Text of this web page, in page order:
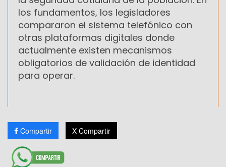
los fundamentos, los legisladores
compararon el sistema telefónico con
otras plataformas digitales donde
actualmente existen mecanismos
obligatorios de validación de identidad
para operar.
Compartir X Compartir